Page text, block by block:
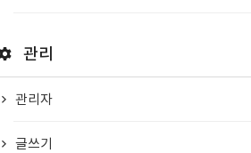
관리
관리자
글쓰기